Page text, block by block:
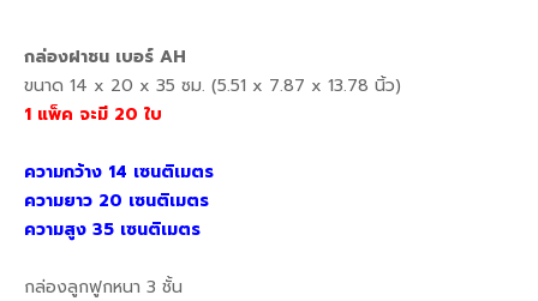
กล่องฝาชน เบอร์ AH
ขนาด 14 x 20 x 35 ซม. (5.51 x 7.87 x 13.78 นิ้ว)
1 แพ็ค จะมี 20 ใบ
ความกว้าง 14 เซนติเมตร
ความยาว 20 เซนติเมตร
ความสูง 35 เซนติเมตร
กล่องลูกฟูกหนา 3 ชั้น